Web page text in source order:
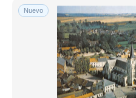
Nuevo